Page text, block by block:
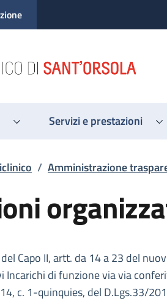
Servizi e prestazioni
di pane
/ Amministrazione
Capo II, artt. da 14 a 23 del
Incarichi di funzione via via
c. 1-quinquies, del D.Lgs.33/